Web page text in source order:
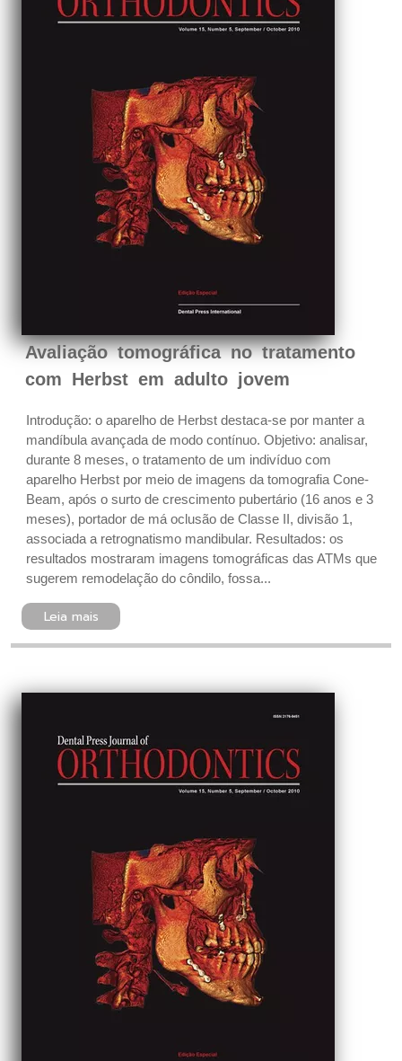
Avaliação tomográfica no tratamento
com Herbst em adulto jovem
Introdução: o aparelho de Herbst destaca-se por manter a
mandíbula avançada de modo contínuo. Objetivo: analisar,
durante 8 meses, o tratamento de um indivíduo com
aparelho Herbst por meio de imagens da tomografia Cone-
Beam, após o surto de crescimento pubertário (16 anos e 3
meses), portador de má oclusão de Classe II, divisão 1,
associada a retrognatismo mandibular. Resultados: os
resultados mostraram imagens tomográficas das ATMs que
sugerem remodelação do côndilo, fossa...
Leia mais